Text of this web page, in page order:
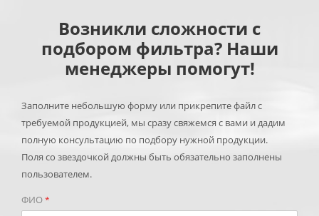
Возникли сложности с
подбором фильтра? Наши
менеджеры помогут!
Заполните небольшую форму или прикрепите файл с
требуемой продукцией, мы сразу свяжемся с вами и дадим
полную консультацию по подбору нужной продукции.
Поля со звездочкой должны быть обязательно заполнены
пользователем.
ФИО*